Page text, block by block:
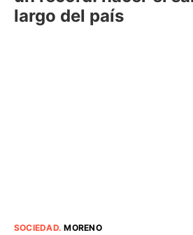
largo del país
SOCIEDAD.MORENO